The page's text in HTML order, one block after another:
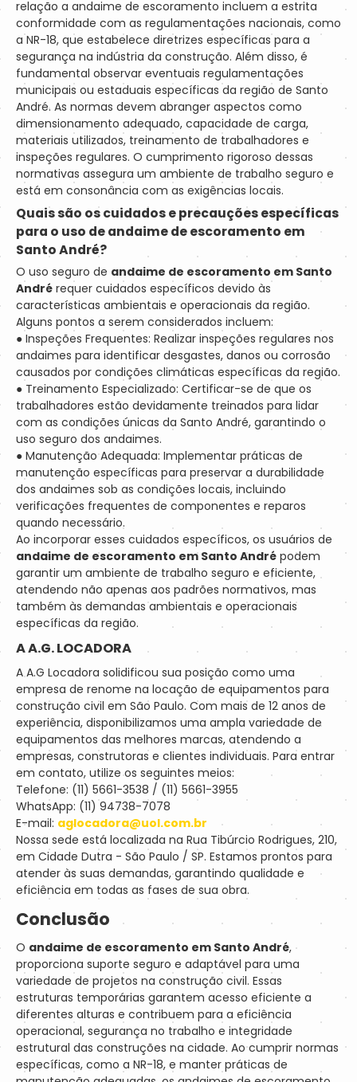
relação a andaime de escoramento incluem a estrita
conformidade com as regulamentações nacionais, como
a NR-18, que estabelece diretrizes específicas para a
segurança na indústria da construção. Além disso, é
fundamental observar eventuais regulamentações
municipais ou estaduais específicas da região de Santo
André. As normas devem abranger aspectos como
dimensionamento adequado, capacidade de carga,
materiais utilizados, treinamento de trabalhadores e
inspeções regulares. O cumprimento rigoroso dessas
normativas assegura um ambiente de trabalho seguro e
está em consonância com as exigências locais.
Quais são os cuidados e precauções específicas
para o uso de andaime de escoramento em
Santo André?
O uso seguro de andaime de escoramento em Santo
André requer cuidados específicos devido às
características ambientais e operacionais da região.
Alguns pontos a serem considerados incluem:
● Inspeções Frequentes: Realizar inspeções regulares nos
andaimes para identificar desgastes, danos ou corrosão
causados por condições climáticas específicas da região.
● Treinamento Especializado: Certificar-se de que os
trabalhadores estão devidamente treinados para lidar
com as condições únicas da Santo André, garantindo o
uso seguro dos andaimes.
● Manutenção Adequada: Implementar práticas de
manutenção específicas para preservar a durabilidade
dos andaimes sob as condições locais, incluindo
verificações frequentes de componentes e reparos
quando necessário.
Ao incorporar esses cuidados específicos, os usuários de
andaime de escoramento em Santo André podem
garantir um ambiente de trabalho seguro e eficiente,
atendendo não apenas aos padrões normativos, mas
também às demandas ambientais e operacionais
específicas da região.
A A.G. LOCADORA
A A.G Locadora solidificou sua posição como uma
empresa de renome na locação de equipamentos para
construção civil em São Paulo. Com mais de 12 anos de
experiência, disponibilizamos uma ampla variedade de
equipamentos das melhores marcas, atendendo a
empresas, construtoras e clientes individuais. Para entrar
em contato, utilize os seguintes meios:
Telefone: (11) 5661-3538 / (11) 5661-3955
WhatsApp: (11) 94738-7078
E-mail: aglocadora@uol.com.br
Nossa sede está localizada na Rua Tibúrcio Rodrigues, 210,
em Cidade Dutra - São Paulo / SP. Estamos prontos para
atender às suas demandas, garantindo qualidade e
eficiência em todas as fases de sua obra.
Conclusão
O andaime de escoramento em Santo André,
proporciona suporte seguro e adaptável para uma
variedade de projetos na construção civil. Essas
estruturas temporárias garantem acesso eficiente a
diferentes alturas e contribuem para a eficiência
operacional, segurança no trabalho e integridade
estrutural das construções na cidade. Ao cumprir normas
específicas, como a NR-18, e manter práticas de